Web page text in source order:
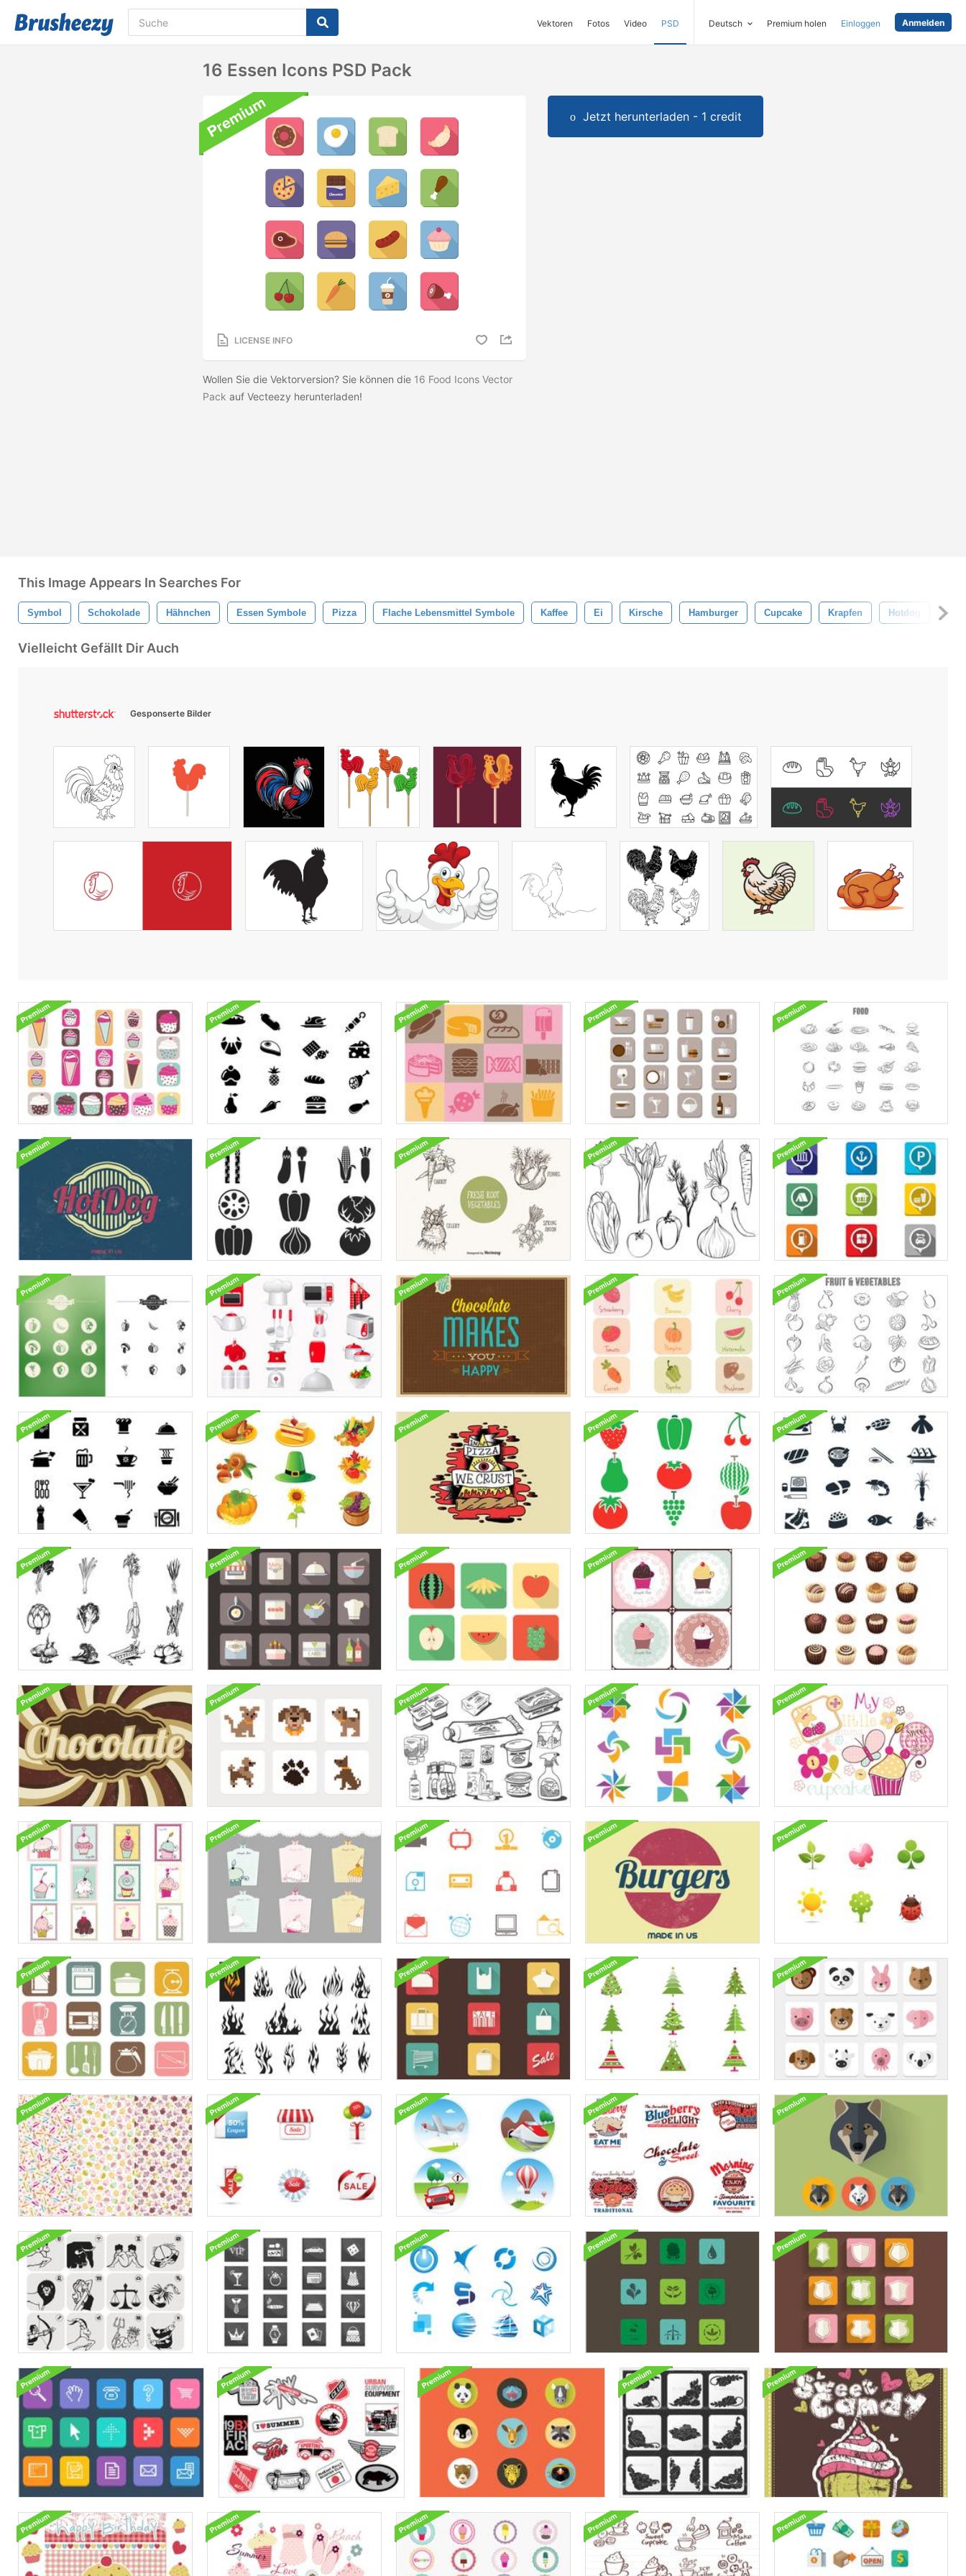
Vektoren Fotos Video PSD Deutsch Premium holen Einloggen Anmelden
16 Essen Icons PSD Pack
LICENSE INFO
Wollen Sie die Vektorversion? Sie können die 16 Food Icons Vector
Pack auf Vecteezy herunterladen!
Jetzt herunterladen - 1 credit
This Image Appears In Searches For
Symbol Schokolade Hähnchen Essen Symbole Pizza Flache Lebensmittel Symbole Kaffee Ei Kirsche Hamburger Cupcake Krapfen Hotdog
Vielleicht Gefällt Dir Auch
Gesponserte Bilder